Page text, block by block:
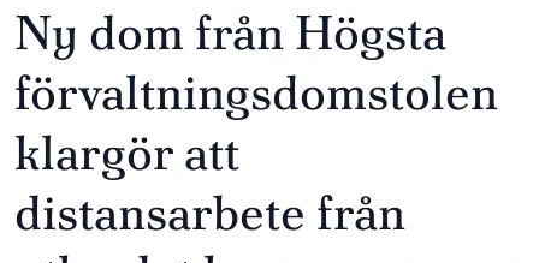
Ny dom från Högsta
förvaltningsdomstolen
klargör att
distansarbete från